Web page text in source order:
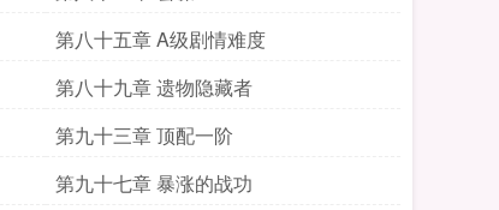
第八十五章 A级剧情难度
第八十九章 遗物隐藏者
第九十三章 顶配一阶
第九十七章 暴涨的战功